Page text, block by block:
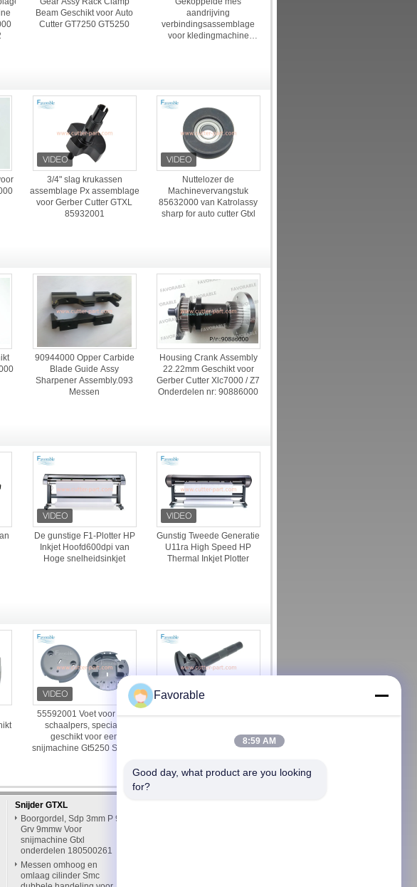
Beam Geschikt voor Auto
Cutter GT7250 GT5250
aandrijving
verbindingsassemblage
voor kledingmachine
3/4" slag krukassen
assemblage Px assemblage
voor Gerber Cutter GTXL
85932001
Nuttelozer de
Machinevervangstuk
85632000 van Katrolassy
sharp for auto cutter Gtxl
90944000 Opper Carbide
Blade Guide Assy
Sharpener Assembly.093
Messen
Housing Crank Assembly
22.22mm Geschikt voor
Gerber Cutter Xlc7000 / Z7
Onderdelen nr: 90886000
De gunstige F1-Plotter HP
Inkjet Hoofd600dpi van
Hoge snelheidsinkjet
Gunstig Tweede Generatie
U11ra High Speed HP
Thermal Inkjet Plotter
55592001 Voet voor een
schaalpers, speciaal
geschikt voor een
snijmachine Gt5250 S5200
Crank Shaft Crank Housing
snijmachine GT5250
Snijder GTXL
Boorgordel, Sdp 3mm P 90
Grv 9mmw Voor
snijmachine Gtxl
onderdelen 180500261
Messen omhoog en
omlaag cilinder Smc
Favorable
8:59 AM
Good day, what product are you looking
for?